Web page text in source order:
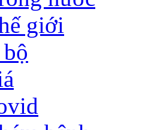
giới